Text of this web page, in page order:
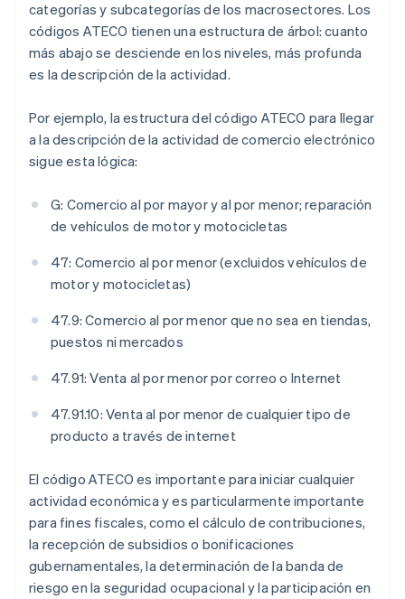
categorías y subcategorías de los macrosectores. Los
códigos ATECO tienen una estructura de árbol: cuanto
más abajo se desciende en los niveles, más profunda
es la descripción de la actividad.
Por ejemplo, la estructura del código ATECO para llegar
a la descripción de la actividad de comercio electrónico
sigue esta lógica:
G: Comercio al por mayor y al por menor; reparación
de vehículos de motor y motocicletas
47: Comercio al por menor (excluidos vehículos de
motor y motocicletas)
47.9: Comercio al por menor que no sea en tiendas,
puestos ni mercados
47.91: Venta al por menor por correo o Internet
47.91.10: Venta al por menor de cualquier tipo de
producto a través de internet
El código ATECO es importante para iniciar cualquier
actividad económica y es particularmente importante
para fines fiscales, como el cálculo de contribuciones,
la recepción de subsidios o bonificaciones
gubernamentales, la determinación de la banda de
riesgo en la seguridad ocupacional y la participación en